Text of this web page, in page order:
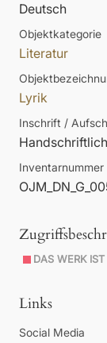
Deutsch
Objektkategorie
Literatur
Lyrik
Inschrift /
Inventarnummer
DAS WERK
Links
Social Media